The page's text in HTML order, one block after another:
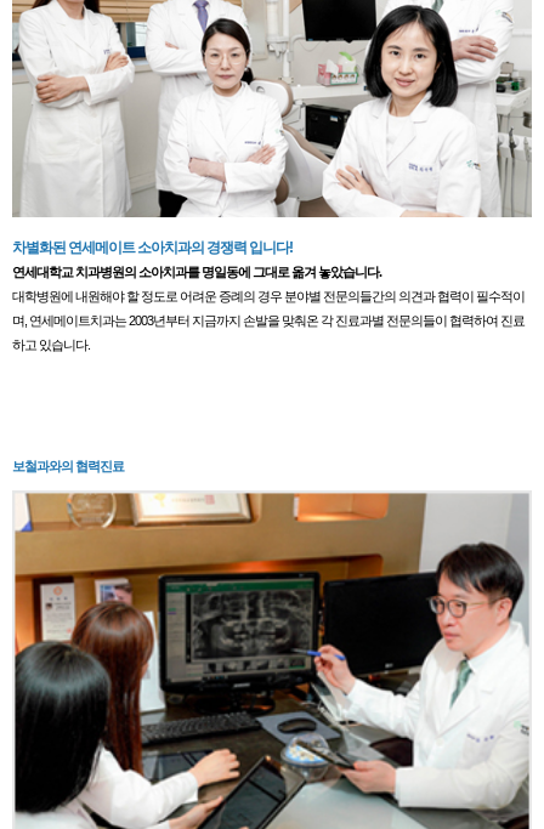
차별화된 연세메이트 소아치과의 경쟁력 입니다!
연세대학교 치과병원의 소아치과를 명일동에 그대로 옮겨 놓았습니다.
대학병원에 내원해야 할 정도로 어려운 증례의 경우 분야별 전문의들간의 의견과 협력이 필수적이
며, 연세메이트치과는 2003년부터 지금까지 손발을 맞춰온 각 진료과별 전문의들이 협력하여 진료
하고 있습니다.
보철과와의 협력진료